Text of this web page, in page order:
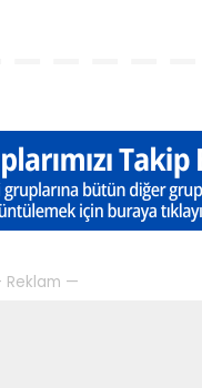
Reklam —